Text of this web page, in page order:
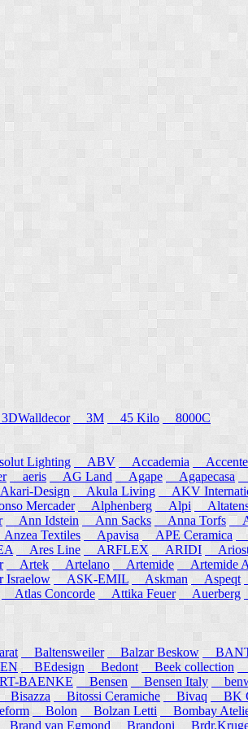
3M 45 Kilo 8000C
Lighting ABV Accademia Accente
aeris AG Land Agape Agapecasa
Design Akula Living AKV
Mercader Alphenberg Alpi
Ann Idstein Ann Sacks Anna Torfs
Textiles Apavisa APE Ceramica
Ares Line ARFLEX ARIDI
Artek Artelano Artemide Artemide
Israelow ASK-EMIL Askman Aspeqt
Atlas Concorde Attika Feuer Auerberg
Baltensweiler Balzar Beskow
BEdesign Bedont Beek collection
BAENKE Bensen Bensen Italy
Bisazza Bitossi Ceramiche Bivaq BK
Bolon Bolzan Letti Bombay
Brand van Egmond Brandoni